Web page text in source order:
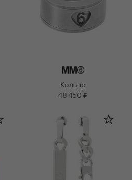
Кольцо
48 450 ₽